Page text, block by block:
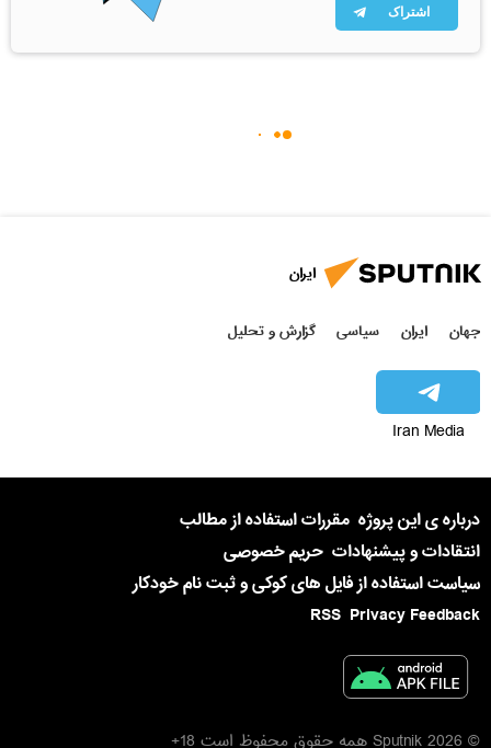
اشتراک
ایران
جهان ایران سیاسی گزارش و تحلیل
Iran Media
درباره ی این پروژه مقررات استفاده از مطالب
انتقادات و پیشنهادات حریم خصوصی
سیاست استفاده از فایل های کوکی و ثبت نام خودکار
Privacy Feedback
RSS